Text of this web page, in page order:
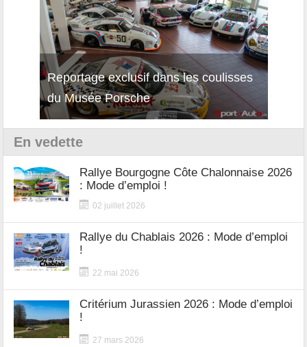
Reportage exclusif dans les coulisses
du Musée Porsche
Découverte de la nouvelle Ferrari
12Cilindri Manuale
En vedette
Rallye Bourgogne Côte Chalonnaise 2026
: Mode d’emploi !
02 juillet 2026
Rallye du Chablais 2026 : Mode d’emploi
!
22 mai 2026
Critérium Jurassien 2026 : Mode d’emploi
!
27 mars 2026